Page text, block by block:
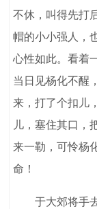
不休，叫得先打
帽的小小强人，
心性如此。看着
当日见杨化不醒
来，打了个扣儿
儿，塞住其口，
来一勒，可怜杨
命！
于大郊将手去